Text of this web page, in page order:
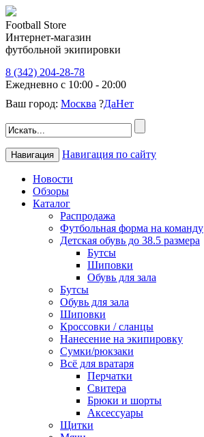
Football Store
Интернет-магазин
футбольной экипировки
8 (342) 204-28-78
Ежедневно с 10:00 - 20:00
Ваш город: Москва ?ДаНет
Навигация Навигация по сайту
Новости
Обзоры
Каталог
Распродажа
Футбольная форма на команду
Детская обувь до 38.5 размера
Бутсы
Шиповки
Обувь для зала
Бутсы
Обувь для зала
Шиповки
Кроссовки / сланцы
Нанесение на экипировку
Сумки/рюкзаки
Всё для вратаря
Перчатки
Cвитера
Брюки и шорты
Аксессуары
Щитки